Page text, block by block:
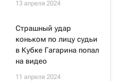
13 апреля 2024
Страшный удар
коньком по лицу судьи
в Кубке Гагарина попал
на видео
11 апреля 2024